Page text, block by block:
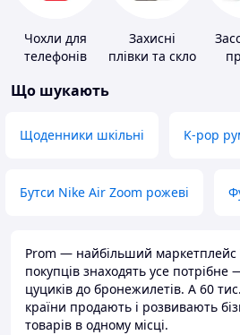
Чохли для
телефонів
Захисні
плівки та скло
Що шукають
Щоденники шкільні K-pop
Бутси Nike Air Zoom рожеві
Prom — найбільший маркетплейс
покупців знаходять усе потрібне
цуциків до бронежилетів. А 60
країни продають і розвивають
товарів в одному місці.